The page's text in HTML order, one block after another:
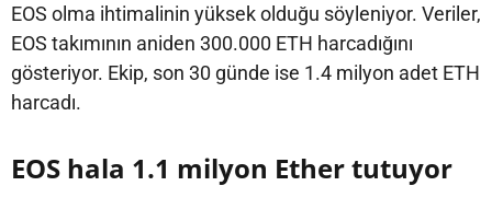
EOS olma ihtimalinin yüksek olduğu söyleniyor. Veriler,
EOS takımının aniden 300.000 ETH harcadığını
gösteriyor. Ekip, son 30 günde ise 1.4 milyon adet ETH
harcadı.
EOS hala 1.1 milyon Ether tutuyor